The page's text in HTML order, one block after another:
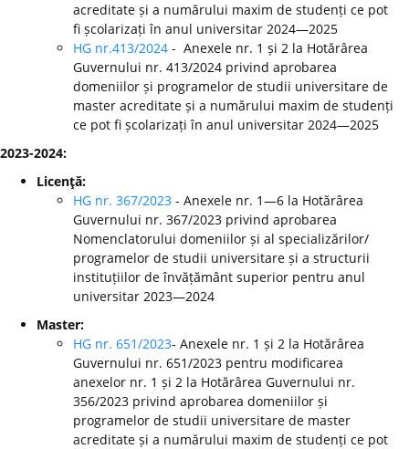
acreditate și a numărului maxim de studenți ce pot
fi școlarizați în anul universitar 2024—2025
HG nr.413/2024 - Anexele nr. 1 și 2 la Hotărârea
Guvernului nr. 413/2024 privind aprobarea
domeniilor și programelor de studii universitare de
master acreditate și a numărului maxim de studenți
ce pot fi școlarizați în anul universitar 2024—2025
2023-2024:
Licenţă:
HG nr. 367/2023 - Anexele nr. 1—6 la Hotărârea
Guvernului nr. 367/2023 privind aprobarea
Nomenclatorului domeniilor și al specializărilor/
programelor de studii universitare și a structurii
instituțiilor de învățământ superior pentru anul
universitar 2023—2024
Master:
HG nr. 651/2023- Anexele nr. 1 și 2 la Hotărârea
Guvernului nr. 651/2023 pentru modificarea
anexelor nr. 1 și 2 la Hotărârea Guvernului nr.
356/2023 privind aprobarea domeniilor și
programelor de studii universitare de master
acreditate și a numărului maxim de studenți ce pot